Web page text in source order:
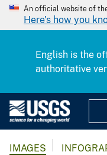
An official website of
Here's how you
English is the
authoritative
IMAGES